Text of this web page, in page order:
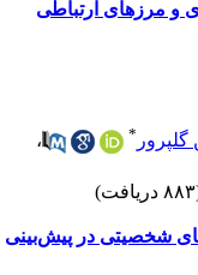
مرزهای ارتباطی
،
شخصیتی در پیش‌بینی